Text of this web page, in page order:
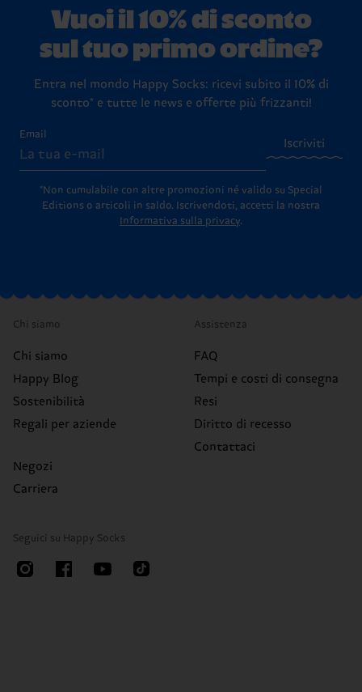
Vuoi il 10% di sconto
sul tuo primo ordine?
Entra nel mondo Happy Socks: ricevi subito il 10% di
sconto* e tutte le news e offerte più frizzanti!
Email
Iscriviti
*Non cumulabile con altre promozioni né valido su Special
Editions o articoli in saldo.
Iscrivendoti, accetti la nostra
Informativa sulla privacy.
Chi siamo
Chi siamo
Happy Blog
Sostenibilità
Regali per aziende
Negozi
Carriera
Assistenza
FAQ
Tempi e costi di consegna
Resi
Diritto di recesso
Contattaci
Seguici su Happy Socks